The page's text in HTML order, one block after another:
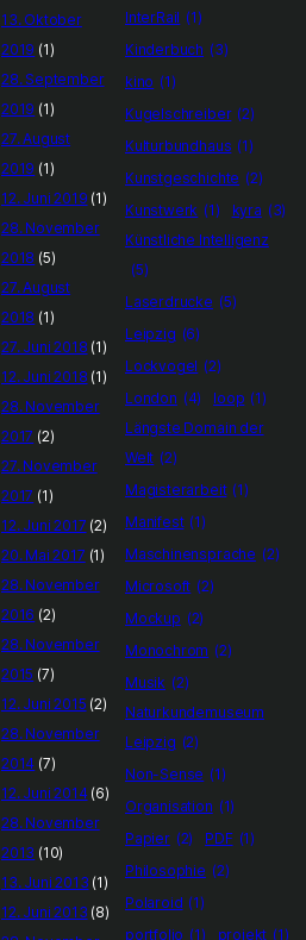
13. Oktober
2019 (1)
28. September
2019 (1)
27. August
2019 (1)
12. Juni 2019 (1)
28. November
2018 (5)
27. August
2018 (1)
27. Juni 2018 (1)
12. Juni 2018 (1)
28. November
2017 (2)
27. November
2017 (1)
12. Juni 2017 (2)
20. Mai 2017 (1)
28. November
2016 (2)
28. November
2015 (7)
12. Juni 2015 (2)
28. November
2014 (7)
12. Juni 2014(6)
28. November
2013 (10)
13. Juni 2013 (1)
12. Juni 2013 (8)
InterRail (1)
Kinderbuch (3)
kino (1)
Kugelschreiber (2)
Kulturbundhaus (1)
Kunstgeschichte (2)
Kunstwerk (1) kyra (3)
Künstliche Intelligenz
(5)
Laserdrucke (5)
Leipzig (6)
Lockvogel (2)
London (4) loop (1)
Längste Domain der
Welt (2)
Magisterarbeit (1)
Manifest (1)
Maschinensprache (2)
Microsoft (2)
Mockup (2)
Monochrom (2)
Musik (2)
Naturkundemuseum
Leipzig (2)
Non-Sense (1)
Organisation (1)
Papier (2) PDF (1)
Philosophie (2)
Polaroid (1)
portfolio (1) projekt (1)